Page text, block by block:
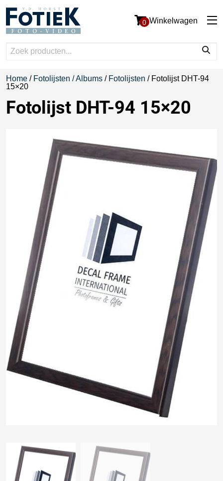
0 Winkelwagen
Home / Fotolijsten / Albums / Fotolijsten / Fotolijst DHT-94
15×20
Fotolijst DHT-94 15×20